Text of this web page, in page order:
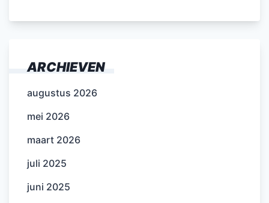
ARCHIEVEN
augustus 2026
mei 2026
maart 2026
juli 2025
juni 2025